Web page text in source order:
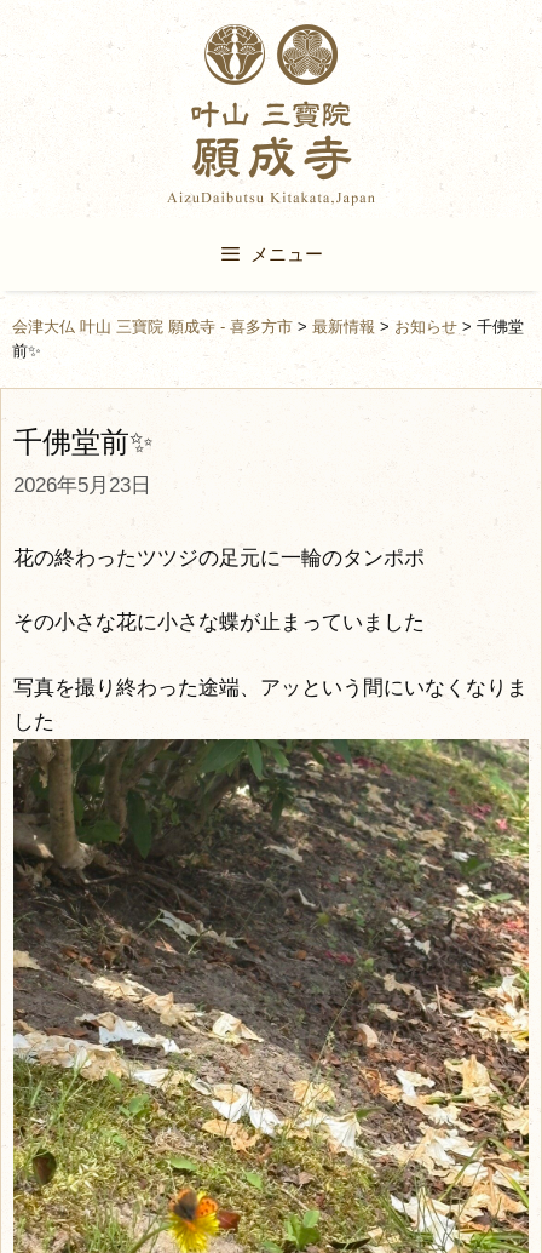
to
content
メニュー
会津大仏 叶山 三寶院 願成寺 - 喜多方市 > 最新情報 > お知らせ > 千佛堂
前✨
千佛堂前✨
2026年5月23日
花の終わったツツジの足元に一輪のタンポポ
その小さな花に小さな蝶が止まっていました
写真を撮り終わった途端、アッという間にいなくなりま
した